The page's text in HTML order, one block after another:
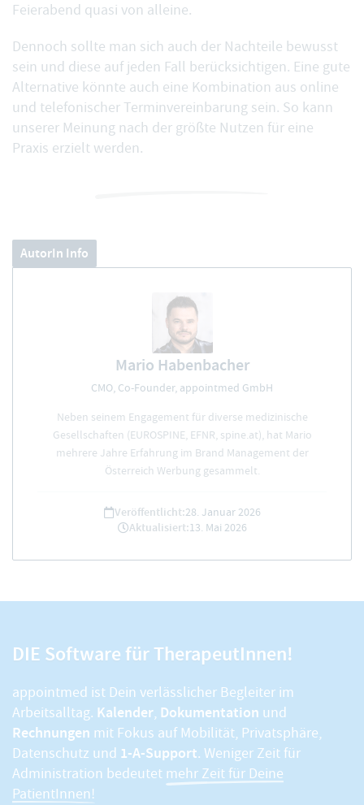
Feierabend quasi von alleine.
Dennoch sollte man sich auch der Nachteile bewusst
sein und diese auf jeden Fall berücksichtigen. Eine gute
Alternative könnte auch eine Kombination aus online
und telefonischer Terminvereinbarung sein. So kann
unserer Meinung nach der größte Nutzen für eine
Praxis erzielt werden.
AutorIn Info
Mario Habenbacher
CMO, Co-Founder, appointmed GmbH
Neben seinem Engagement für diverse medizinische
Gesellschaften (EUROSPINE, EFNR, spine.at), hat Mario
mehrere Jahre Erfahrung im Brand Management der
Österreich Werbung gesammelt.
Veröffentlicht:28. Januar 2026
Aktualisiert:13. Mai 2026
DIE Software für TherapeutInnen!
appointmed ist Dein verlässlicher Begleiter im
Arbeitsalltag. Kalender, Dokumentation und
Rechnungen mit Fokus auf Mobilität, Privatsphäre,
Datenschutz und 1-A-Support. Weniger Zeit für
Administration bedeutet mehr Zeit für Deine
PatientInnen!